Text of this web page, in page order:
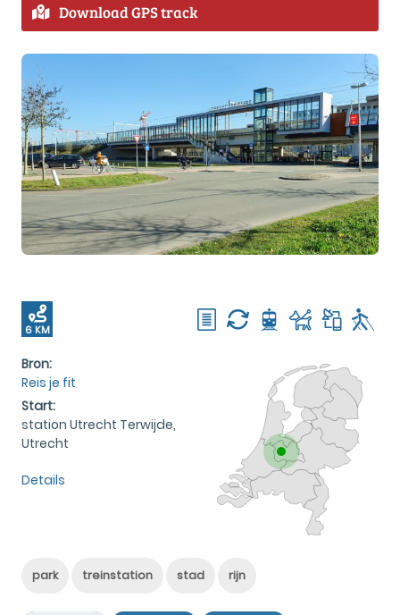
Download GPS track
6 KM
Bron:
Reis je fit
Start:
station Utrecht Terwijde,
Utrecht
Details
park treinstation stad rijn